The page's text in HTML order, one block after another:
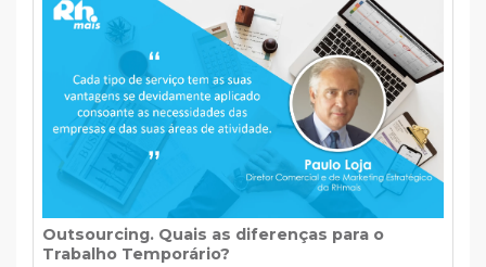
Outsourcing. Quais as diferenças para o
Trabalho Temporário?